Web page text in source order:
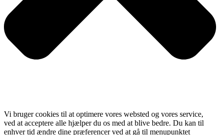
Vi bruger cookies til at optimere vores websted og vores service,
ved at acceptere alle hjælper du os med at blive bedre. Du kan til
enhver tid ændre dine præferencer ved at gå til menupunktet